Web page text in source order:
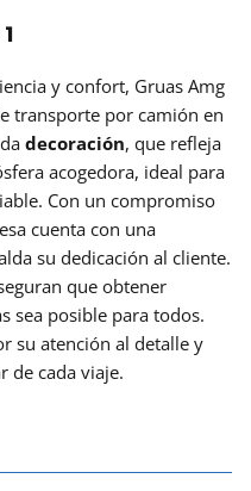
y confort, Gruas Amg
transporte por camión en
decoración, que refleja
acogedora, ideal para
Con un compromiso
cuenta con una
su dedicación al cliente.
que obtener
sea posible para todos.
su atención al detalle y
de cada viaje.